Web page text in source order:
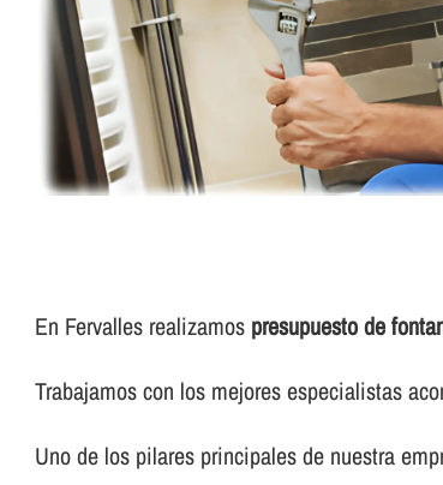
En Fervalles realizamos presupuesto de
Trabajamos con los mejores especialistas
Uno de los pilares principales de nuestra